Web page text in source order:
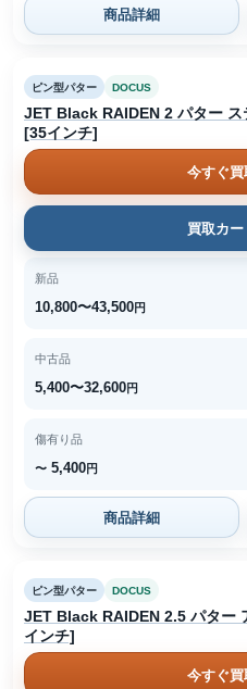
商品詳細
ピン型パター DOCUS
JET Black RAIDEN 2 パター
[35インチ]
今すぐ
買取カ
新品
10,800〜43,500円
中古品
5,400〜32,600円
傷有り品
〜 5,400円
商品詳細
ピン型パター DOCUS
JET Black RAIDEN 2.5 パター
インチ]
今すぐ